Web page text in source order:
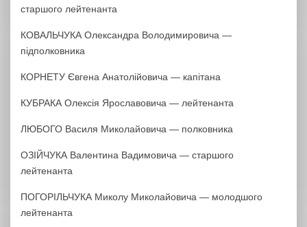
старшого лейтенанта
КОВАЛЬЧУКА Олександра Володимировича —
підполковника
КОРНЕТУ Євгена Анатолійовича — капітана
КУБРАКА Олексія Ярославовича — лейтенанта
ЛЮБОГО Василя Миколайовича — полковника
ОЗІЙЧУКА Валентина Вадимовича — старшого
лейтенанта
ПОГОРІЛЬЧУКА Миколу Миколайовича — молодшого
лейтенанта